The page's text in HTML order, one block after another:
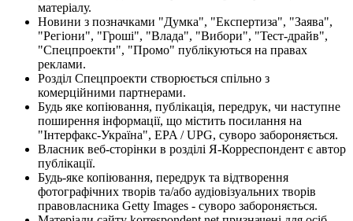
матеріалу.
Новини з позначками "Думка", "Експертиза", "Заява",
"Регіони", "Гроші", "Влада", "Вибори", "Тест-драйв",
"Спецпроекти", "Промо" публікуються на правах
реклами.
Розділ Спецпроекти створюється спільно з
комерційними партнерами.
Будь яке копіювання, публікація, передрук, чи наступне
поширення інформації, що містить посилання на
"Інтерфакс-Україна", EPA / UPG, суворо забороняється.
Власник веб-сторінки в розділі Я-Корреспондент є автор
публікації.
Будь-яке копіювання, передрук та відтворення
фотографічних творів та/або аудіовізуальних творів
правовласника Getty Images - суворо забороняється.